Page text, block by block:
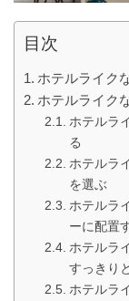
目次
ホテルライク
ホテルライク
ホテルラ
る
ホテルラ
を選ぶ
ホテルラ
ーに配置
ホテルラ
すっきり
ホテルラ